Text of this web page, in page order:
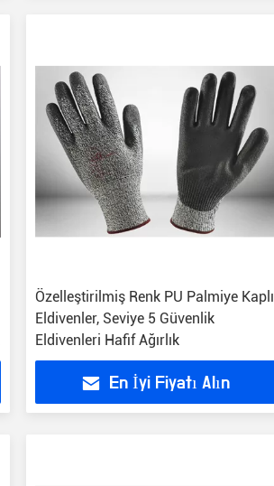
Özelleştirilmiş Renk PU Palmiye Kaplı
Eldivenler, Seviye 5 Güvenlik
Eldivenleri Hafif Ağırlık
En İyi Fiyatı Alın